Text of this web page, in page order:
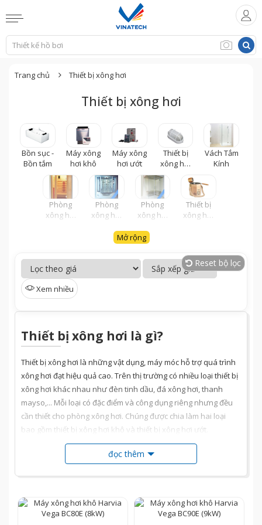
Trang chủ Thiết bị xông hơi
Thiết bị xông hơi
Bồn sục -
Bồn tắm
Máy xông
hơi khô
Máy xông
hơi ướt
Thiết bị
xông hơi
Vách Tắm
Kính
Phòng
xông hơi
Phòng
xông hơi
khẩu
Phòng
xông hơi
Thiết bị
xông hơi
Mở rộng
Reset bộ lọc
Xem nhiều
Thiết bị xông hơi là gì?
Thiết bị xông hơi là những vật dụng, máy móc hỗ trợ quá trình
xông hơi đạt hiệu quả cao. Trên thị trường có nhiều loại thiết bị
xông hơi khác nhau như đèn tinh dầu, đá xông hơi, thanh
mayso,... Mỗi loại có đặc điểm và công dụng riêng nhưng đều
cần thiết cho phòng xông hơi. Chúng được chia làm hai loại
bao gồm thiết bị xông hơi khô và thiết bị xông hơi ướt.
Sản phẩm thiết bị xông hơi khô
cả của chúng để bạn có thể hiểu chi tiết.
đọc thêm